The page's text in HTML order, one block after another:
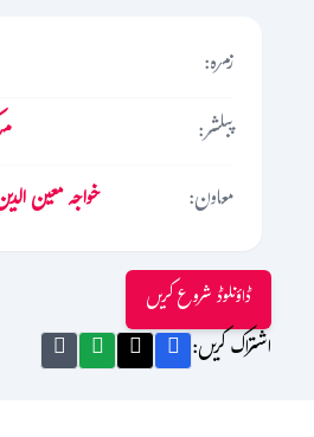
زمرہ:
پبلشر:
معاون:
خواجہ معین
ڈاؤنلوڈ شروع کریں
اشتراک کریں: